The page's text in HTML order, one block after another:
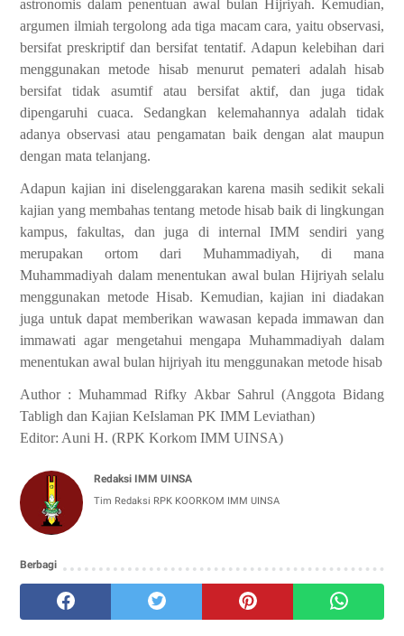
astronomis dalam penentuan awal bulan Hijriyah. Kemudian,
argumen ilmiah tergolong ada tiga macam cara, yaitu observasi,
bersifat preskriptif dan bersifat tentatif. Adapun kelebihan dari
menggunakan metode hisab menurut pemateri adalah hisab
bersifat tidak asumtif atau bersifat aktif, dan juga tidak
dipengaruhi cuaca. Sedangkan kelemahannya adalah tidak
adanya observasi atau pengamatan baik dengan alat maupun
dengan mata telanjang.
Adapun kajian ini diselenggarakan karena masih sedikit sekali
kajian yang membahas tentang metode hisab baik di lingkungan
kampus, fakultas, dan juga di internal IMM sendiri yang
merupakan ortom dari Muhammadiyah, di mana
Muhammadiyah dalam menentukan awal bulan Hijriyah selalu
menggunakan metode Hisab. Kemudian, kajian ini diadakan
juga untuk dapat memberikan wawasan kepada immawan dan
immawati agar mengetahui mengapa Muhammadiyah dalam
menentukan awal bulan hijriyah itu menggunakan metode hisab
Author : Muhammad Rifky Akbar Sahrul (Anggota Bidang
Tabligh dan Kajian KeIslaman PK IMM Leviathan)
Editor: Auni H. (RPK Korkom IMM UINSA)
Redaksi IMM UINSA
Tim Redaksi RPK KOORKOM IMM UINSA
Berbagi